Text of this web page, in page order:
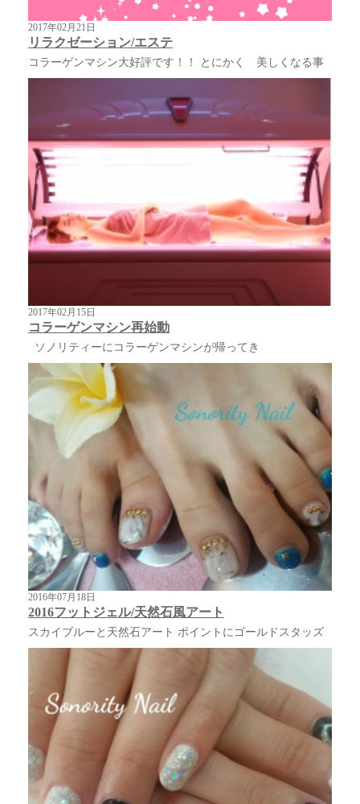
2017年02月21日
リラクゼーション/エステ
コラーゲンマシン大好評です！！ とにかく 美しくなる事
2017年02月15日
コラーゲンマシン再始動
ソノリティーにコラーゲンマシンが帰ってき
2016年07月18日
2016フットジェル/天然石風アート
スカイブルーと天然石アート ポイントにゴールドスタッズ